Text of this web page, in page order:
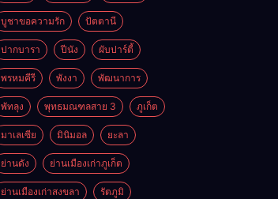
บูชาขอความรัก ปัตตานี
ปากบารา ปีนัง ผับปาร์ตี้
พรหมคีรี พังงา พัฒนาการ
พัทลุง พุทธมณฑลสาย 3 ภูเก็ต
มาเลเซีย มินิมอล ยะลา
ย่านดัง ย่านเมืองเก่าภูเก็ต
ย่านเมืองเก่าสงขลา รัตภูมิ